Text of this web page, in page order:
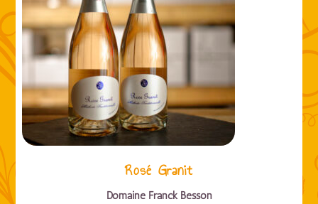
Rosé Granit
Domaine Franck Besson